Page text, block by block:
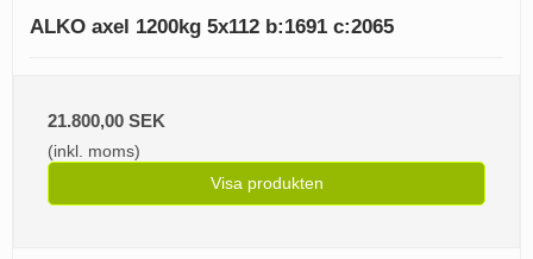
ALKO axel 1200kg 5x112 b:1691 c:2065
21.800,00 SEK
(inkl. moms)
Visa produkten